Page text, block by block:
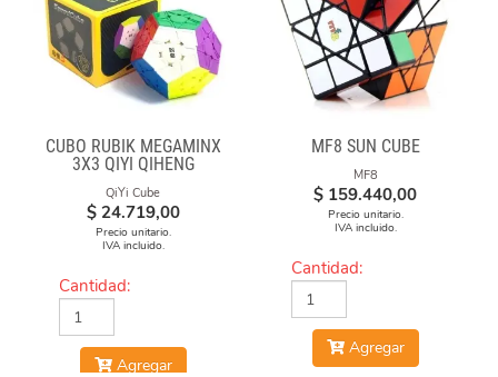
CUBO RUBIK MEGAMINX
3X3 QIYI QIHENG
QiYi Cube
$ 24.719,00
Precio unitario.
IVA incluido.
Cantidad:
Agregar
MF8 SUN CUBE
MF8
$ 159.440,00
Precio unitario.
IVA incluido.
Cantidad:
Agregar